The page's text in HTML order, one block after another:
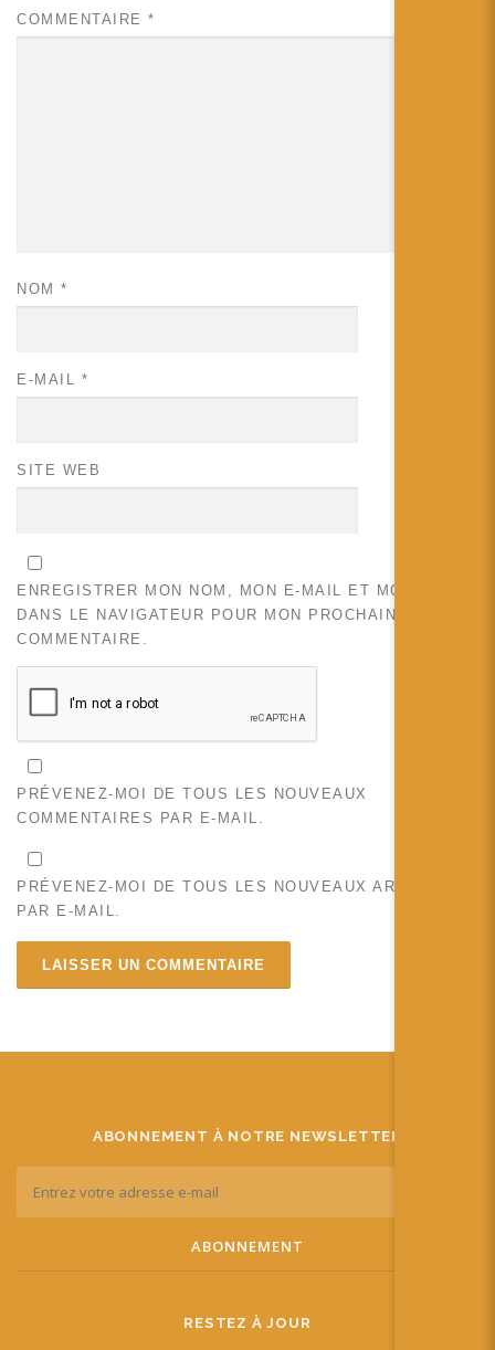
COMMENTAIRE *
NOM *
E-MAIL *
SITE WEB
ENREGISTRER MON NOM, MON E-MAIL ET MON SITE
DANS LE NAVIGATEUR POUR MON PROCHAIN
COMMENTAIRE.
PRÉVENEZ-MOI DE TOUS LES NOUVEAUX
COMMENTAIRES PAR E-MAIL.
PRÉVENEZ-MOI DE TOUS LES NOUVEAUX ARTICLES
PAR E-MAIL.
ABONNEMENT À NOTRE NEWSLETTER
RESTEZ À JOUR